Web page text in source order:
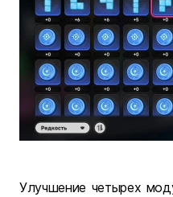
Улучшение четырех